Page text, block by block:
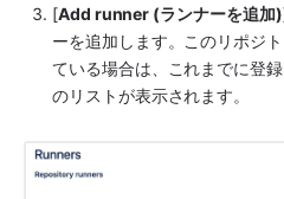
[Add runner (ランナーを追加)
ーを追加します。このリポジ
ている場合は、これまでに登
のリストが表示されます。